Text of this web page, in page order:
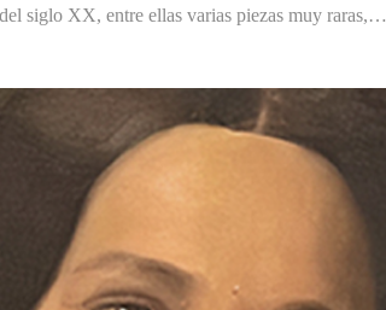
siglo XX, entre ellas varias piezas muy raras,…